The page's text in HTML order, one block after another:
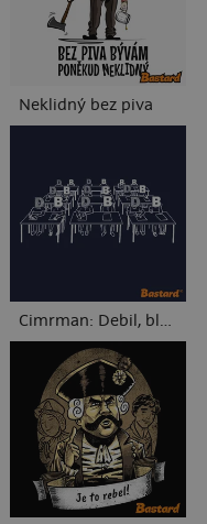
Neklidný bez piva
Cimrman: Debil, blbeček